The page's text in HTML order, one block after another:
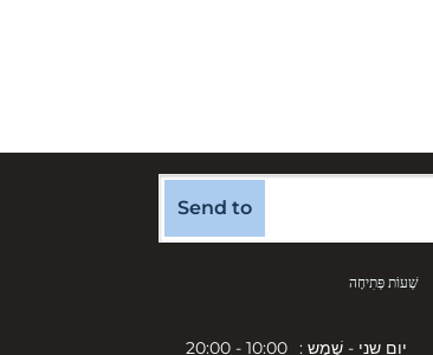
Send to
שְׁעוֹת פְּתִיחָה
יום שני - שֶׁמֶש : 10:00 - 20:00